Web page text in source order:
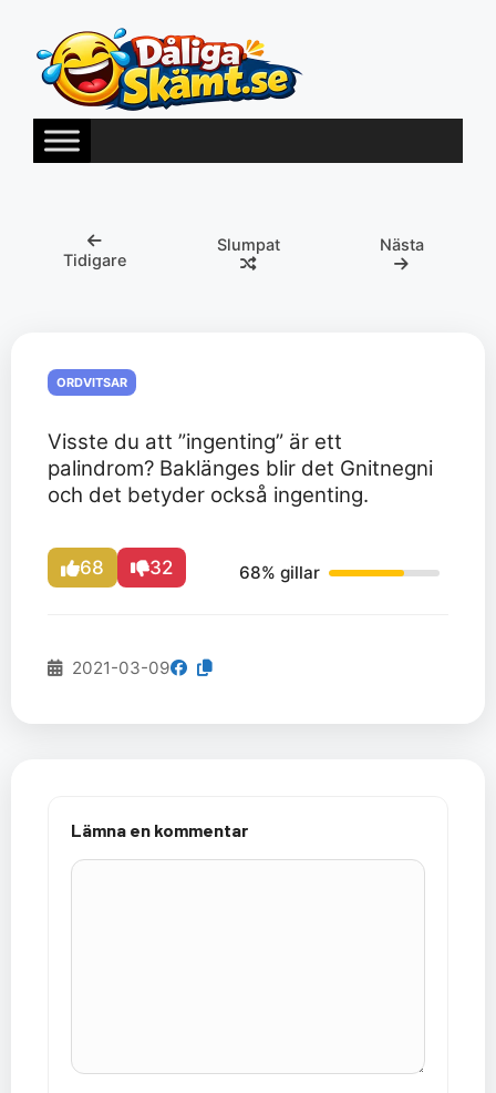
innehåll
Tidigare
Slumpat Nästa
ORDVITSAR
Visste du att ”ingenting” är ett
palindrom? Baklänges blir det Gnitnegni
och det betyder också ingenting.
68 32 68% gillar
2021-03-09
Lämna en kommentar
Kommentar